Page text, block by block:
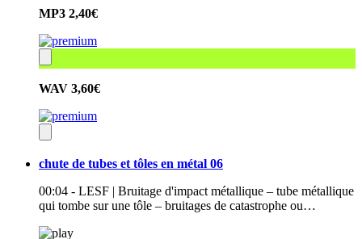
MP3 2,40€
WAV 3,60€
chute de tubes et tôles en métal 06
00:04 - LESF | Bruitage d'impact métallique – tube métallique
qui tombe sur une tôle – bruitages de catastrophe ou…